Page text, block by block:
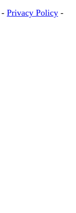
- Privacy Policy -